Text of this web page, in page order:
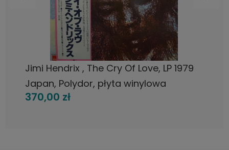
Jimi Hendrix , The Cry Of Love, LP 1979
Japan, Polydor, płyta winylowa
370,00 zł
DO KOSZYKA